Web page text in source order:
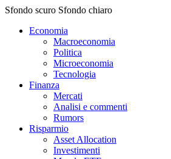
Sfondo scuro Sfondo chiaro
Economia
Macroeconomia
Politica
Microeconomia
Tecnologia
Finanza
Mercati
Analisi e commenti
Rumors
Risparmio
Asset Allocation
Investimenti